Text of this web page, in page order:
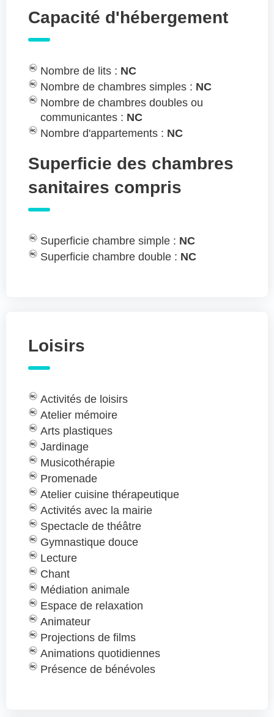
Capacité d'hébergement
Nombre de lits : NC
Nombre de chambres simples : NC
Nombre de chambres doubles ou
communicantes : NC
Nombre d'appartements : NC
Superficie des chambres
sanitaires compris
Superficie chambre simple : NC
Superficie chambre double : NC
Loisirs
Activités de loisirs
Atelier mémoire
Arts plastiques
Jardinage
Musicothérapie
Promenade
Atelier cuisine thérapeutique
Activités avec la mairie
Spectacle de théâtre
Gymnastique douce
Lecture
Chant
Médiation animale
Espace de relaxation
Animateur
Projections de films
Animations quotidiennes
Présence de bénévoles